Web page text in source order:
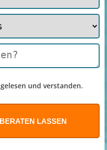
gelesen und verstanden.